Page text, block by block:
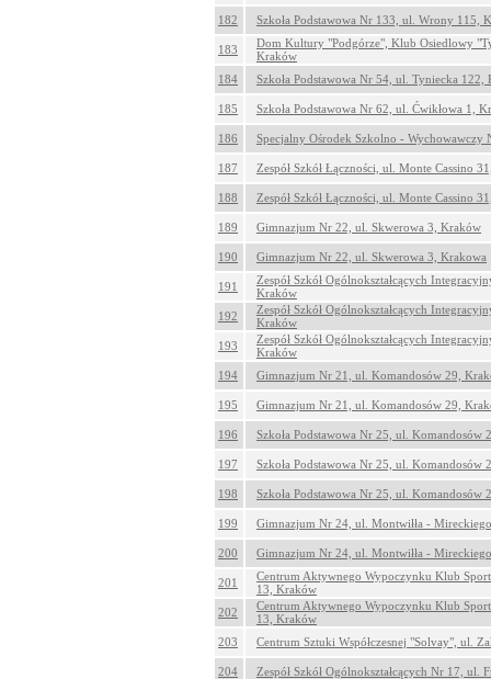
182 Szkoła Podstawowa Nr 133, ul. Wrony 115,
183
Dom Kultury "Podgórze", Klub Osiedlowy
Kraków
184
Szkoła Podstawowa Nr 54, ul. Tyniecka 122,
185 Szkoła Podstawowa Nr 62, ul. Ćwikłowa 1,
186 Specjalny Ośrodek Szkolno - Wychowawczy
187 Zespół Szkół Łączności, ul. Monte Cassino
188 Zespół Szkół Łączności, ul. Monte Cassino
189 Gimnazjum Nr 22, ul. Skwerowa 3, Kraków
190 Gimnazjum Nr 22, ul. Skwerowa 3, Krakowa
191
Zespół Szkół Ogólnokształcących
Kraków
192
Zespół Szkół Ogólnokształcących
Kraków
193
Zespół Szkół Ogólnokształcących
Kraków
194
Gimnazjum Nr 21, ul. Komandosów 29,
195 Gimnazjum Nr 21, ul. Komandosów 29,
196 Szkoła Podstawowa Nr 25, ul. Komandosów
197 Szkoła Podstawowa Nr 25, ul. Komandosów
198 Szkoła Podstawowa Nr 25, ul. Komandosów
199 Gimnazjum Nr 24, ul. Montwiłła -
200 Gimnazjum Nr 24, ul. Montwiłła -
201
Centrum Aktywnego Wypoczynku Klub
13, Kraków
202
Centrum Aktywnego Wypoczynku Klub
13, Kraków
203
Centrum Sztuki Współczesnej "Solvay", ul.
204 Zespół Szkół Ogólnokształcących Nr 17, ul.